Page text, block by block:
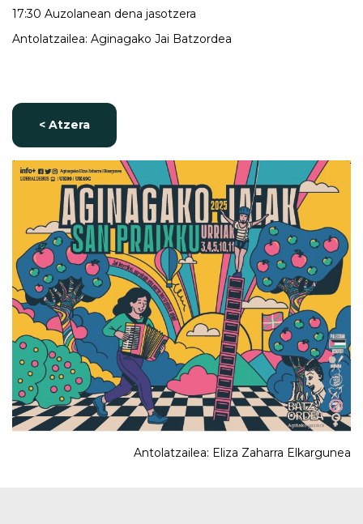
17:30 Auzolanean dena jasotzera
Antolatzailea: Aginagako Jai Batzordea
< Atzera
Antolatzailea: Eliza Zaharra Elkargunea